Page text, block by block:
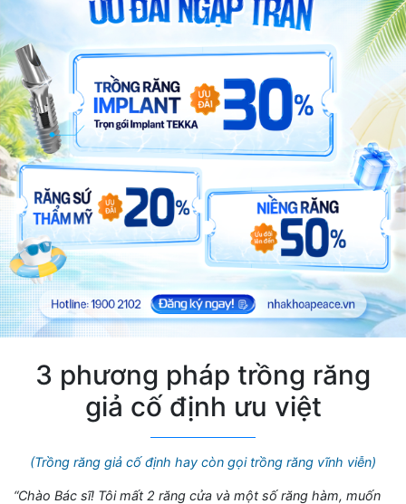
3 phương pháp trồng răng
giả cố định ưu việt
(Trồng răng giả cố định hay còn gọi trồng răng vĩnh viễn)
“Chào Bác sĩ! Tôi mất 2 răng cửa và một số răng hàm, muốn